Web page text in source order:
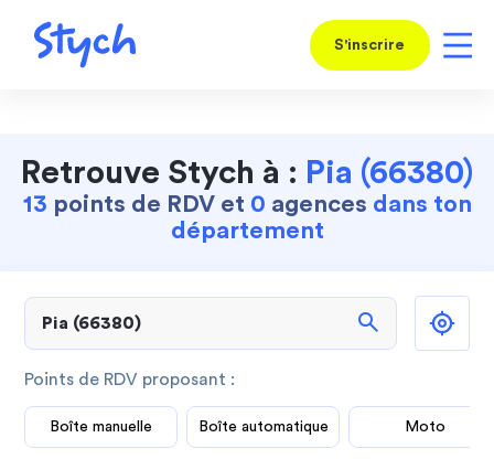
S'inscrire
Retrouve Stych à : Pia (66380)
13 points de RDV et 0 agences dans ton
département
search
Points de RDV proposant :
Boîte manuelle Boîte automatique Moto